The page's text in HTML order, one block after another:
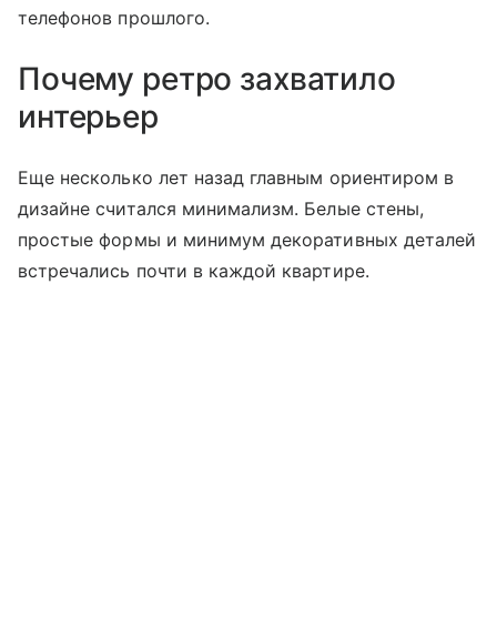
телефонов прошлого.
Почему ретро захватило
интерьер
Еще несколько лет назад главным ориентиром в
дизайне считался минимализм. Белые стены,
простые формы и минимум декоративных деталей
встречались почти в каждой квартире.